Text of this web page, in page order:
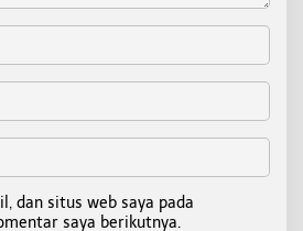
dan situs web saya pada
saya berikutnya.